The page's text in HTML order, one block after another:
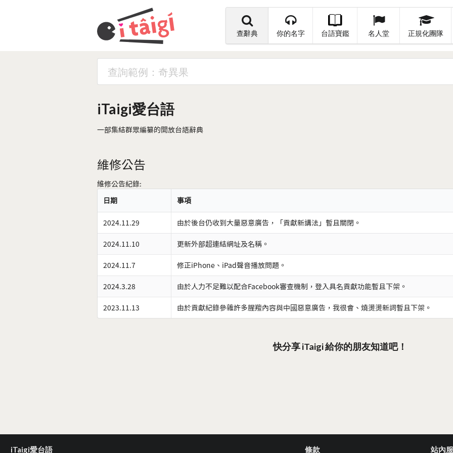
查辭典 你的名字 台語寶鑑 名人堂 正規化團隊
iTaigi愛台語
一部集結群眾編纂的開放台語辭典
維修公告
維修公告紀錄:
日期
事項
2024.11.29 由於後台仍收到大量惡意廣告，「貢獻新講法」暫且關閉。
2024.11.10 更新外部超連結網址及名稱。
2024.11.7 修正iPhone、iPad聲音播放問題。
2024.3.28 由於人力不足難以配合Facebook審查機制，登入具名貢獻功能暫且下架。
2023.11.13 由於貢獻紀錄參雜許多腥羶內容與中國惡意廣告，我很會、燒燙燙新詞暫且下架。
快分享 iTaigi 給你的朋友知道吧！
iTaigi愛台語 條款 站內